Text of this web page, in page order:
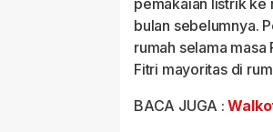
pemakaian listrik ke
bulan sebelumnya.
rumah selama masa
Fitri mayoritas di
BACA JUGA :